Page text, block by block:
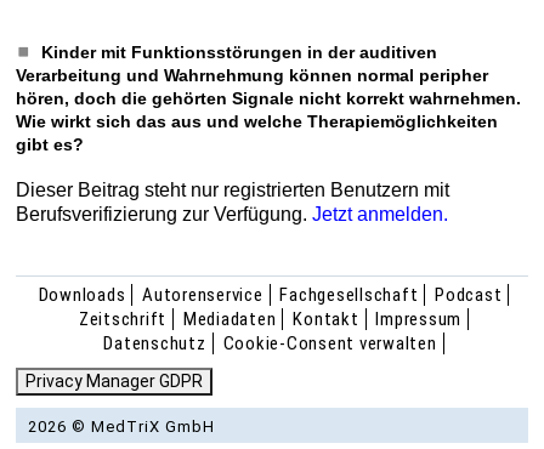
Kinder mit Funktionsstörungen in der auditiven
Verarbeitung und Wahrnehmung können normal peripher
hören, doch die gehörten Signale nicht korrekt wahrnehmen.
Wie wirkt sich das aus und welche Therapiemöglichkeiten
gibt es?
Dieser Beitrag steht nur registrierten Benutzern mit
Berufsverifizierung zur Verfügung.Jetzt anmelden.
Downloads Autorenservice Fachgesellschaft
Podcast
Zeitschrift
Mediadaten Kontakt
Impressum
Datenschutz
Cookie-Consent verwalten
Privacy Manager GDPR
2026 © MedTriX GmbH